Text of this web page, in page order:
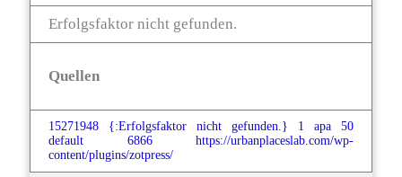
Erfolgsfaktor nicht gefunden.
Quellen
15271948 {:Erfolgsfaktor nicht gefunden.} 1 apa
50
default
6866
https://urbanplaceslab.com/wp-
content/plugins/zotpress/